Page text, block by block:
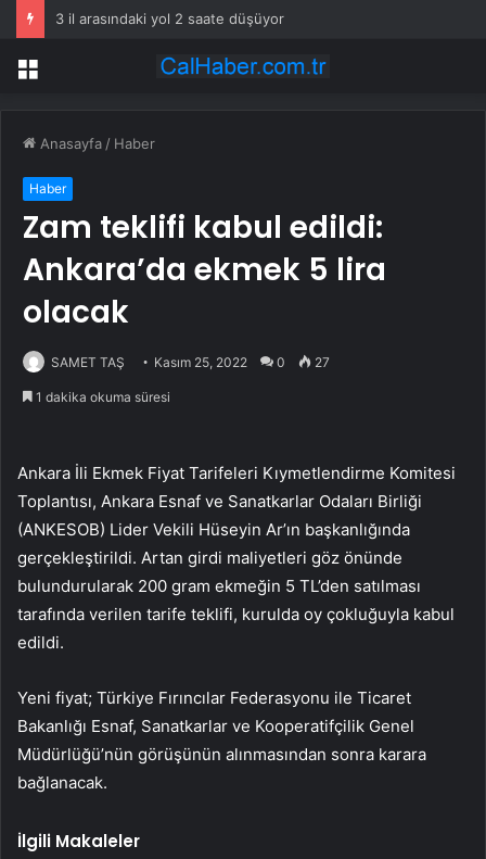
3 il arasındaki yol 2 saate düşüyor
Menü
Anasayfa / Haber
Haber
Zam teklifi kabul edildi:
Ankara’da ekmek 5 lira
olacak
SAMET TAŞ Kasım 25, 2022 0 27
1 dakika okuma süresi
Ankara İli Ekmek Fiyat Tarifeleri Kıymetlendirme Komitesi
Toplantısı, Ankara Esnaf ve Sanatkarlar Odaları Birliği
(ANKESOB) Lider Vekili Hüseyin Ar’ın başkanlığında
gerçekleştirildi. Artan girdi maliyetleri göz önünde
bulundurularak 200 gram ekmeğin 5 TL’den satılması
tarafında verilen tarife teklifi, kurulda oy çokluğuyla kabul
edildi.
Yeni fiyat; Türkiye Fırıncılar Federasyonu ile Ticaret
Bakanlığı Esnaf, Sanatkarlar ve Kooperatifçilik Genel
Müdürlüğü’nün görüşünün alınmasından sonra karara
bağlanacak.
İlgili Makaleler